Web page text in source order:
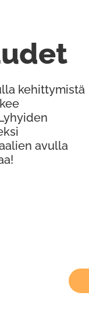
kehittymistä
avulla